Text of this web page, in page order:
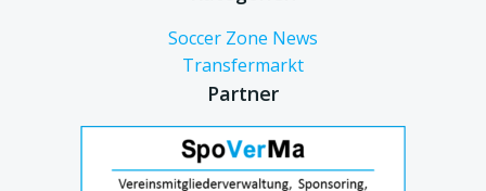
Soccer Zone News
Transfermarkt
Partner